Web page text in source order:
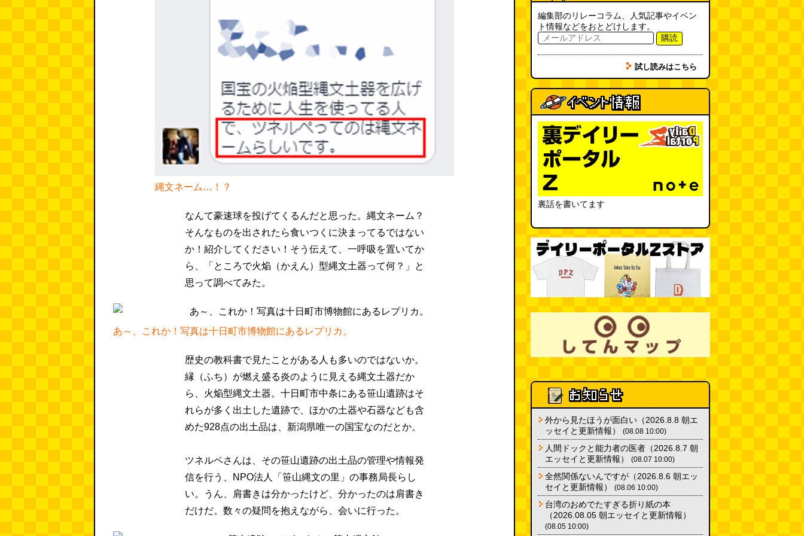
縄文ネーム…！？
なんて豪速球を投げてくるんだと思った。縄文ネーム？
そんなものを出されたら食いつくに決まってるではない
か！紹介してください！そう伝えて、一呼吸を置いてか
ら、「ところで火焔（かえん）型縄文土器って何？」と
思って調べてみた。
あ～、これか！写真は十日町市博物館にあるレプリカ。
歴史の教科書で見たことがある人も多いのではないか。
縁（ふち）が燃え盛る炎のように見える縄文土器だか
ら、火焔型縄文土器。十日町市中条にある笹山遺跡はそ
れらが多く出土した遺跡で、ほかの土器や石器なども含
めた928点の出土品は、新潟県唯一の国宝なのだとか。
ツネルペさんは、その笹山遺跡の出土品の管理や情報発
信を行う、NPO法人「笹山縄文の里」の事務局長らし
い。うん、肩書きは分かったけど、分かったのは肩書き
だけだ。数々の疑問を抱えながら、会いに行った。
編集部のリレーコラム、人気記事やイベン
ト情報などをおとどけします。
購読
試し読みはこちら
裏話を書いてます
外から見たほうが面白い（2026.8.8 朝エ
ッセイと更新情報）
(08.08 10:00)
人間ドックと能力者の医者（2026.8.7 朝
エッセイと更新情報）
(08.07 10:00)
全然関係ないんですが（2026.8.6 朝エッ
セイと更新情報）
(08.06 10:00)
台湾のおめでたすぎる折り紙の本
（2026.08.05 朝エッセイと更新情報）
(08.05 10:00)